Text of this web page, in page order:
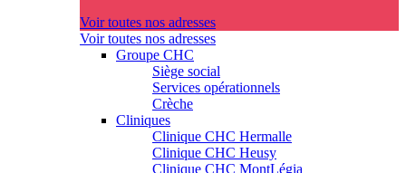
Voir toutes nos adresses
Voir toutes nos adresses
Groupe CHC
Siège social
Services opérationnels
Crèche
Cliniques
Clinique CHC Hermalle
Clinique CHC Heusy
Clinique CHC MontLégia